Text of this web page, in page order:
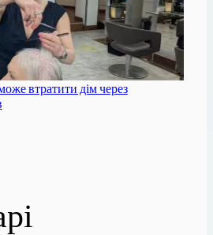
втратити дім через